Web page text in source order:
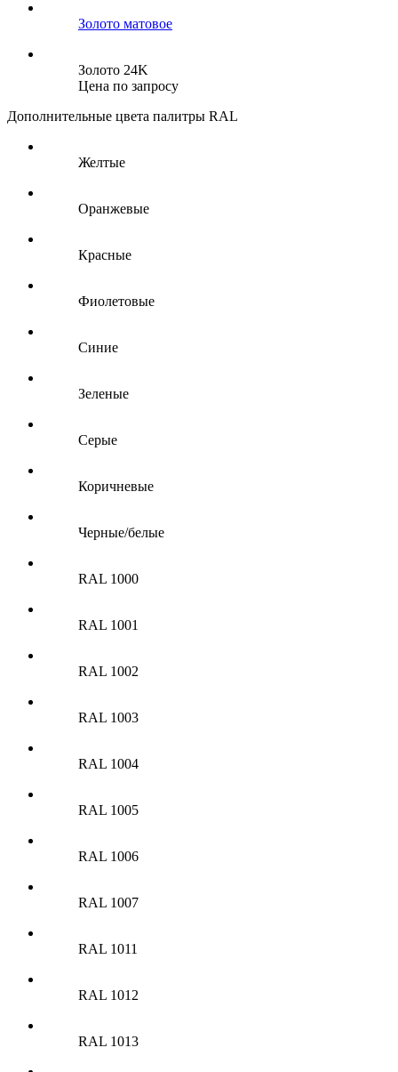
Золото матовое
Золото 24K
Цена по запросу
Дополнительные цвета палитры RAL
Желтые
Оранжевые
Красные
Фиолетовые
Синие
Зеленые
Серые
Коричневые
Черные/белые
RAL 1000
RAL 1001
RAL 1002
RAL 1003
RAL 1004
RAL 1005
RAL 1006
RAL 1007
RAL 1011
RAL 1012
RAL 1013